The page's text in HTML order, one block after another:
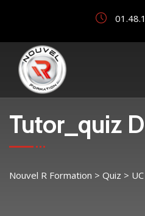
Tutor_quiz
Nouvel R Formation > Quiz >